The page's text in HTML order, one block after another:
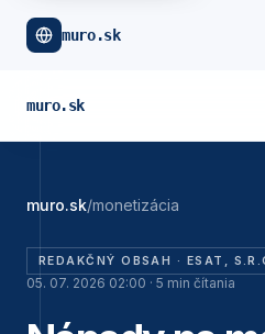
muro.sk
muro.sk
muro.sk/monetizácia
REDAKČNÝ OBSAH · ESAT,
05. 07. 2026 02:00 · 5 min čítania